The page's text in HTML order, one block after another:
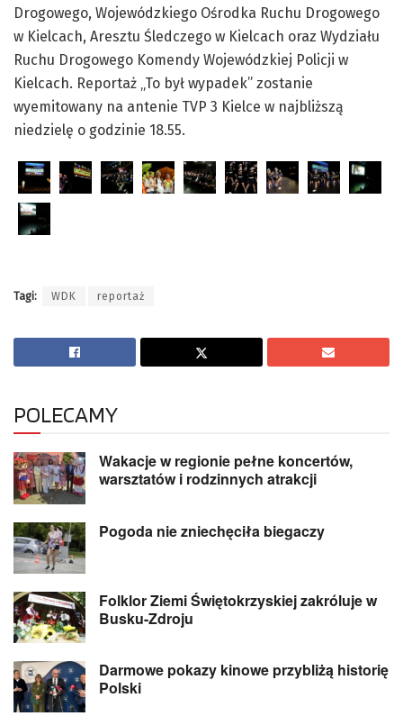
Drogowego, Wojewódzkiego Ośrodka Ruchu Drogowego
w Kielcach, Aresztu Śledczego w Kielcach oraz Wydziału
Ruchu Drogowego Komendy Wojewódzkiej Policji w
Kielcach. Reportaż „To był wypadek” zostanie
wyemitowany na antenie TVP 3 Kielce w najbliższą
niedzielę o godzinie 18.55.
Tagi: WDK reportaż
POLECAMY
Wakacje w regionie pełne koncertów,
warsztatów i rodzinnych atrakcji
Pogoda nie zniechęciła biegaczy
Folklor Ziemi Świętokrzyskiej zakróluje w
Busku-Zdroju
Darmowe pokazy kinowe przybliżą historię
Polski